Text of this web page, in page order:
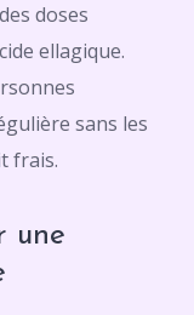
doses
ellagique.
sans les
frais.
une